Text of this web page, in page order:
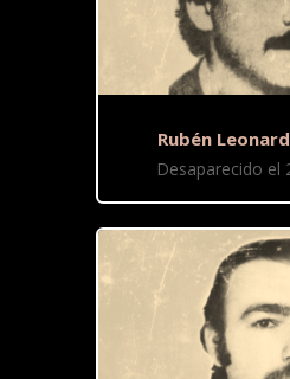
Rubén
Desaparecido el